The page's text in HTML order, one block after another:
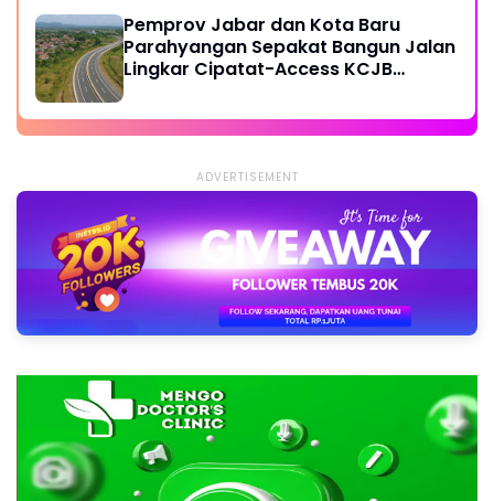
Pemprov Jabar dan Kota Baru
Parahyangan Sepakat Bangun Jalan
Lingkar Cipatat-Access KCJB
ADVERTISEMENT